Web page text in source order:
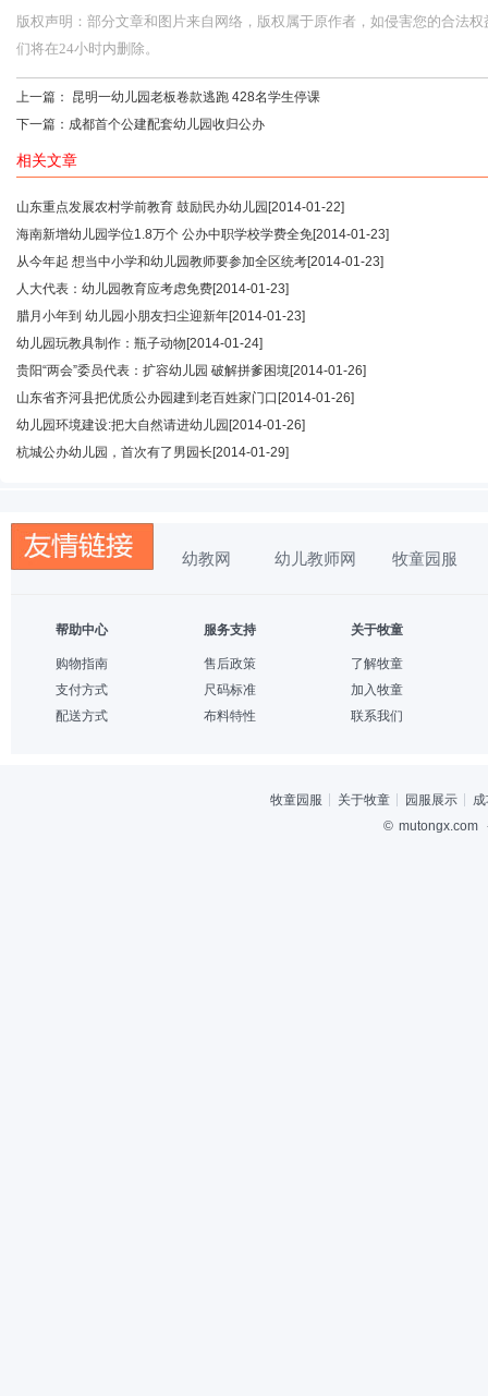
版权声明：部分文章和图片来自网络，版权属于原作者，如侵害您的合法
们将在24小时内删除。
上一篇： 昆明一幼儿园老板卷款逃跑 428名学生停课
下一篇： 成都首个公建配套幼儿园收归公办
相关文章
山东重点发展农村学前教育 鼓励民办幼儿园 [2014-01-22]
海南新增幼儿园学位1.8万个 公办中职学校学费全免[2014-01-23]
从今年起 想当中小学和幼儿园教师要参加全区统考[2014-01-23]
人大代表：幼儿园教育应考虑免费[2014-01-23]
腊月小年到 幼儿园小朋友扫尘迎新年[2014-01-23]
幼儿园玩教具制作：瓶子动物 [2014-01-24]
贵阳“两会”委员代表：扩容幼儿园 破解拼爹困境[2014-01-26]
山东省齐河县把优质公办园建到老百姓家门口 [2014-01-26]
幼儿园环境建设:把大自然请进幼儿园 [2014-01-26]
杭城公办幼儿园，首次有了男园长 [2014-01-29]
幼教网 幼儿教师网 牧童园服
帮助中心
购物指南
支付方式
配送方式
服务支持
售后政策
尺码标准
布料特性
关于牧童
了解牧童
加入牧童
联系我们
牧童园服 关于牧童 园服展示
© mutongx.com